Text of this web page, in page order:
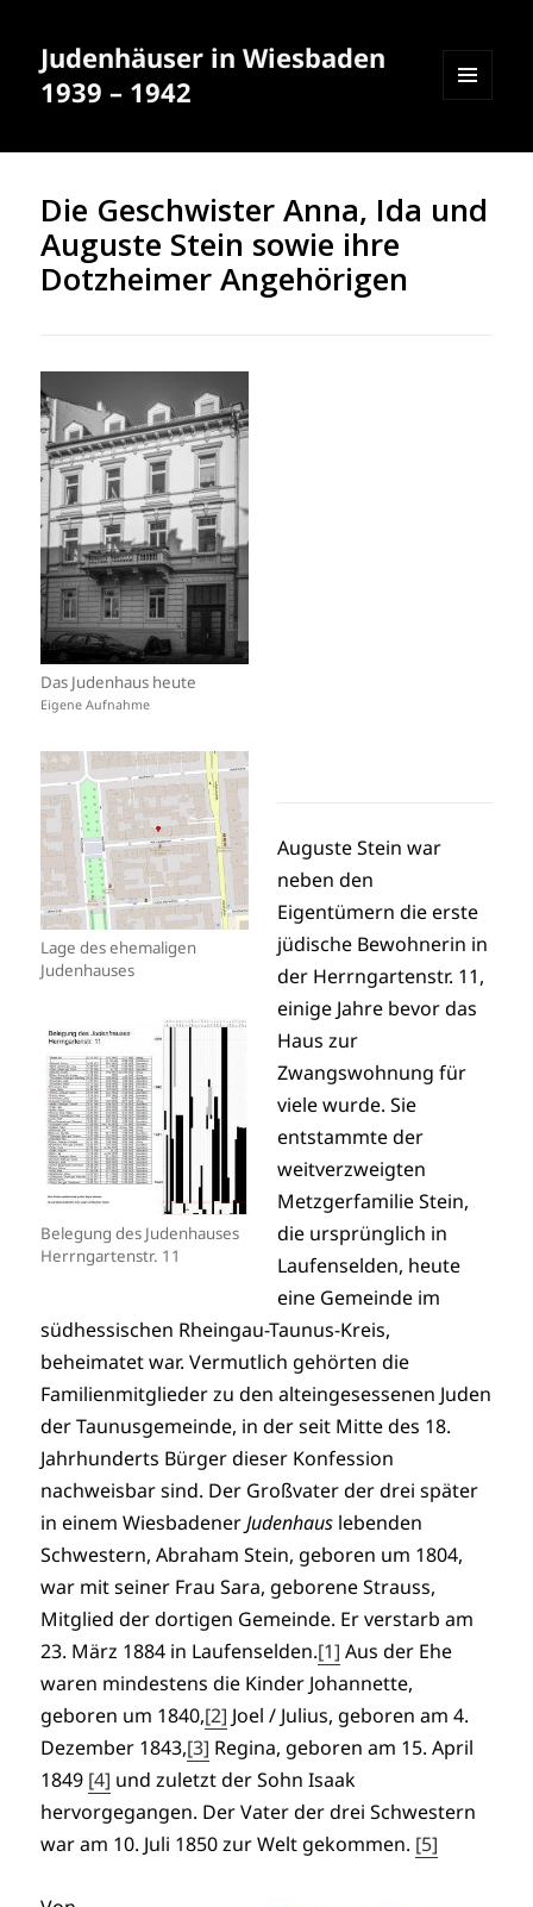
Judenhäuser in Wiesbaden
1939 – 1942
WIDGETS
Die Geschwister Anna, Ida und
Auguste Stein sowie ihre
Dotzheimer Angehörigen
Das Judenhaus heute
Eigene Aufnahme
Lage des ehemaligen
Judenhauses
Belegung des Judenhauses
Herrngartenstr. 11
Auguste Stein war
neben den
Eigentümern die erste
jüdische Bewohnerin in
der Herrngartenstr. 11,
einige Jahre bevor das
Haus zur
Zwangswohnung für
viele wurde. Sie
entstammte der
weitverzweigten
Metzgerfamilie Stein,
die ursprünglich in
Laufenselden, heute
eine Gemeinde im
südhessischen Rheingau-Taunus-Kreis,
beheimatet war. Vermutlich gehörten die
Familienmitglieder zu den alteingesessenen Juden
der Taunusgemeinde, in der seit Mitte des 18.
Jahrhunderts Bürger dieser Konfession
nachweisbar sind. Der Großvater der drei später
in einem WiesbadenerJudenhaus lebenden
Schwestern, Abraham Stein, geboren um 1804,
war mit seiner Frau Sara, geborene Strauss,
Mitglied der dortigen Gemeinde. Er verstarb am
23. März 1884 in Laufenselden.[1] Aus der Ehe
waren mindestens die Kinder Johannette,
geboren um 1840,[2] Joel / Julius, geboren am 4.
Dezember 1843,[3] Regina, geboren am 15. April
1849 [4] und zuletzt der Sohn Isaak
hervorgegangen. Der Vater der drei Schwestern
war am 10. Juli 1850 zur Welt gekommen. [5]